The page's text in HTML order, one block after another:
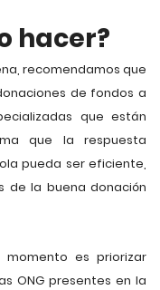
hacer?
recomendamos que
de fondos a
que están
que la respuesta
pueda ser eficiente,
de la buena donación
es priorizar
ONG presentes en la